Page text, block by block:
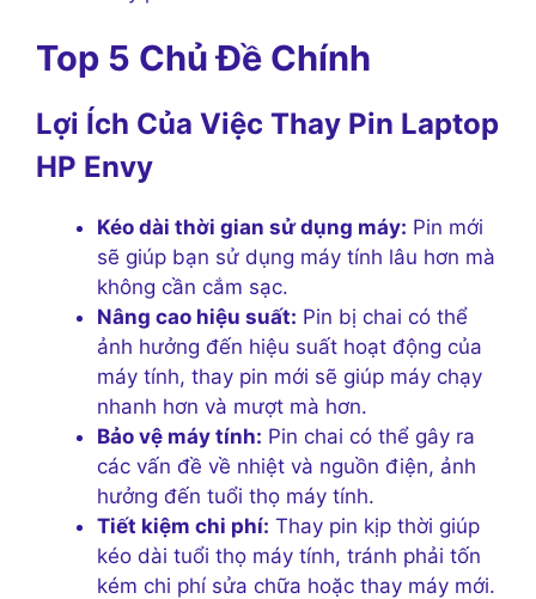
Top 5 Chủ Đề Chính
Lợi Ích Của Việc Thay Pin Laptop
HP Envy
Kéo dài thời gian sử dụng máy: Pin mới
sẽ giúp bạn sử dụng máy tính lâu hơn mà
không cần cắm sạc.
Nâng cao hiệu suất: Pin bị chai có thể
ảnh hưởng đến hiệu suất hoạt động của
máy tính, thay pin mới sẽ giúp máy chạy
nhanh hơn và mượt mà hơn.
Bảo vệ máy tính: Pin chai có thể gây ra
các vấn đề về nhiệt và nguồn điện, ảnh
hưởng đến tuổi thọ máy tính.
Tiết kiệm chi phí: Thay pin kịp thời giúp
kéo dài tuổi thọ máy tính, tránh phải tốn
kém chi phí sửa chữa hoặc thay máy mới.